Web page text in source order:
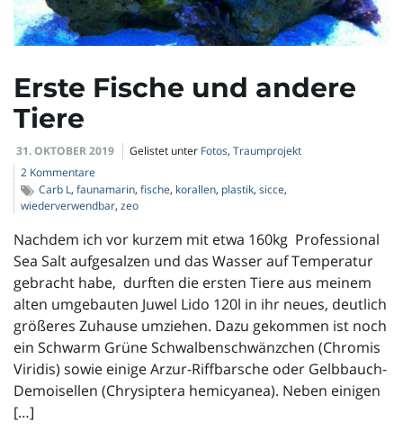
a
Erste Fische und andere
Tiere
31. OKTOBER 2019 Gelistet unter Fotos, Traumprojekt
2 Kommentare
Carb L, faunamarin, fische, korallen, plastik, sicce,
wiederverwendbar, zeo
Nachdem ich vor kurzem mit etwa 160kg Professional
Sea Salt aufgesalzen und das Wasser auf Temperatur
gebracht habe, durften die ersten Tiere aus meinem
alten umgebauten Juwel Lido 120l in ihr neues, deutlich
größeres Zuhause umziehen. Dazu gekommen ist noch
ein Schwarm Grüne Schwalbenschwänzchen (Chromis
Viridis) sowie einige Arzur-Riffbarsche oder Gelbbauch-
Demoisellen (Chrysiptera hemicyanea). Neben einigen
[…]